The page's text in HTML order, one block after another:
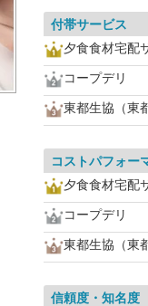
付帯サービス
夕食食材宅配
コープデリ
東都生協（東
コストパフォー
夕食食材宅配
コープデリ
東都生協（東
信頼度・知名度